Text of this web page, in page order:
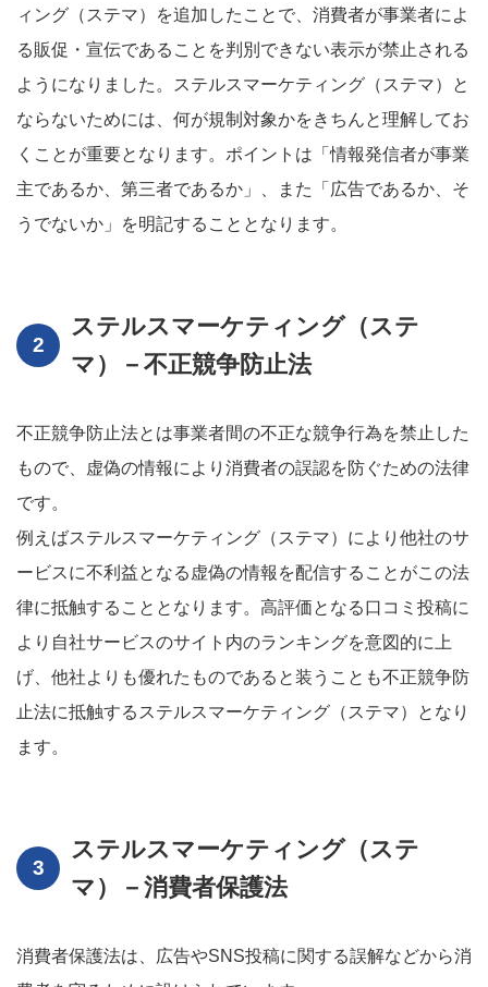
ィング（ステマ）を追加したことで、消費者が事業者によ
る販促・宣伝であることを判別できない表示が禁止される
ようになりました。ステルスマーケティング（ステマ）と
ならないためには、何が規制対象かをきちんと理解してお
くことが重要となります。ポイントは「情報発信者が事業
主であるか、第三者であるか」、また「広告であるか、そ
うでないか」を明記することとなります。
ステルスマーケティング（ステ
マ）－不正競争防止法
不正競争防止法とは事業者間の不正な競争行為を禁止した
もので、虚偽の情報により消費者の誤認を防ぐための法律
です。
例えばステルスマーケティング（ステマ）により他社のサ
ービスに不利益となる虚偽の情報を配信することがこの法
律に抵触することとなります。高評価となる口コミ投稿に
より自社サービスのサイト内のランキングを意図的に上
げ、他社よりも優れたものであると装うことも不正競争防
止法に抵触するステルスマーケティング（ステマ）となり
ます。
ステルスマーケティング（ステ
マ）－消費者保護法
消費者保護法は、広告やSNS投稿に関する誤解などから消